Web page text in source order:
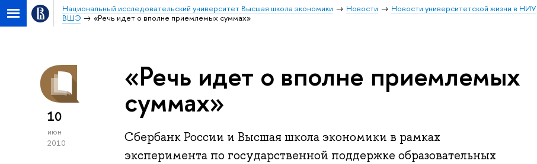
Национальный исследовательский университет Высшая школа экономики Новости
Новости университетской жизни в НИУ
ВШЭ
«Речь идет о вполне приемлемых суммах»
10
июн
2010
«Речь идет о вполне приемлемых
суммах»
Сбербанк России и Высшая школа экономики в рамках
эксперимента по государственной поддержке образовательных